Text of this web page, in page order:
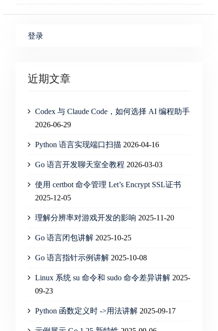
登录
近期文章
Codex 与 Claude Code，如何选择 AI 编程助手
2026-06-29
Python 语言实现端口扫描 2026-04-16
Go 语言开发聊天室全教程 2026-03-03
使用 certbot 命令管理 Let’s Encrypt SSL证书
2025-12-05
理解分辨率对游戏开发的影响 2025-11-20
Go 语言闭包讲解 2025-10-25
Go 语言指针示例讲解 2025-10-08
Linux 系统 su 命令和 sudo 命令差异讲解 2025-
09-23
Python 函数定义时 ->用法讲解 2025-09-17